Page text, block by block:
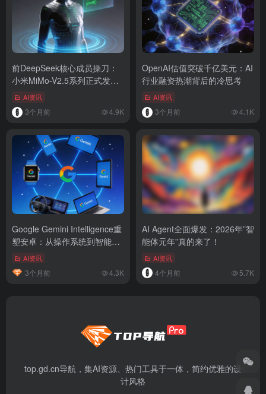
前DeepSeek核心成员操刀：
小米MiMo-V2.5系列正式发
布，四款模型全面开源
AI资讯
3个月前 4.9K
OpenAI估值突破千亿美元：AI
行业融资热潮背后的冷思考
AI资讯
3个月前 4.1K
Google Gemini Intelligence重
塑安卓：从操作系统到智能系
统 AI资讯
3个月前 4.3K
AI Agent全面爆发：2026年”智
能体元年”真的来了！
AI资讯
4个月前 5.7K
top.gd.cn导航，集AI资源、热门工具于一体，简约优雅的设
计风格